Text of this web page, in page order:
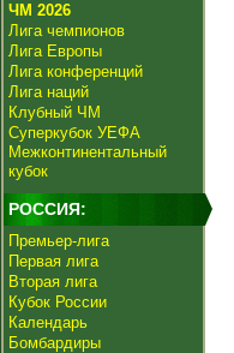
ЧМ 2026
Лига чемпионов
Лига Европы
Лига конференций
Лига наций
Клубный ЧМ
Суперкубок УЕФА
Межконтинентальный
кубок
РОССИЯ:
Премьер-лига
Первая лига
Вторая лига
Кубок России
Календарь
Бомбардиры